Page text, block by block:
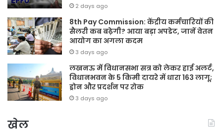
2 days ago
8th Pay Commission: केंद्रीय कर्मचारियों की
सैलरी कब बढ़ेगी? आया बड़ा अपडेट, जानें वेतन
आयोग का अगला कदम
3 days ago
लखनऊ में विधानसभा सत्र को लेकर हाई अलर्ट,
विधानभवन के 5 किमी दायरे में धारा 163 लागू;
ड्रोन और प्रदर्शन पर रोक
3 days ago
खेल